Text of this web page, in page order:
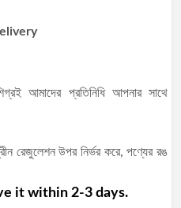
আমাদের প্রতিনিধি আপনার সাথে
রেজুলেশন উপর নির্ভর করে, পণ্যের রঙ
it within 2-3 days.